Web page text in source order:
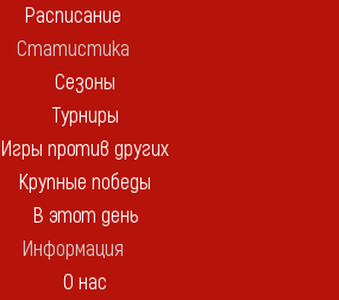
Расписание
Статистика
Сезоны
Турниры
Игры против других
Крупные победы
В этот день
Информация
О нас